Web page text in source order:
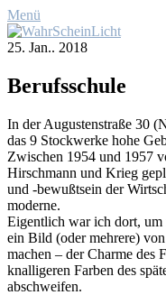
Menü
25. Jan.. 2018
Be­rufs­schu­le
In der Au­gus­ten­stra­ße 30
das 9 Stock­wer­ke ho­he
Zwi­schen 1954 und 1957
Hirsch­mann und Krieg
und ‑be­wußt­sein der
mo­der­ne.
Ei­gent­lich war ich dort,
ein Bild (oder meh­re­re)
ma­chen – der Charme des
knal­li­ge­ren Far­ben des
ab­schwei­fen.